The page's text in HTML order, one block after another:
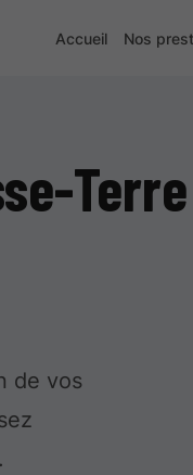
Accueil Nos
Terre
de vos